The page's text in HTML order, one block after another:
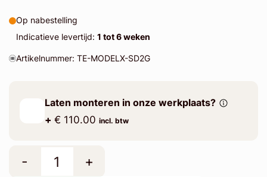
Op nabestelling
Indicatieve levertijd: 1 tot 6 weken
Artikelnummer: TE-MODELX-SD2G
Laten monteren in onze werkplaats?
+ € 110.00 incl. btw
- +